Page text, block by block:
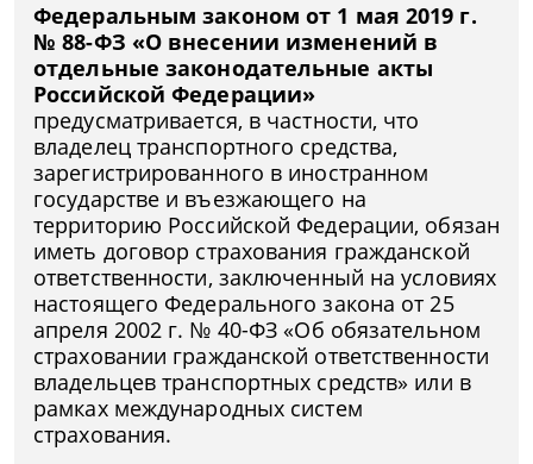
Федеральным законом от 1 мая 2019 г.
№ 88-ФЗ «О внесении изменений в
отдельные законодательные акты
Российской Федерации»
предусматривается, в частности, что
владелец транспортного средства,
зарегистрированного в иностранном
государстве и въезжающего на
территорию Российской Федерации, обязан
иметь договор страхования гражданской
ответственности, заключенный на условиях
настоящего Федерального закона от 25
апреля 2002 г. № 40-ФЗ «Об обязательном
страховании гражданской ответственности
владельцев транспортных средств» или в
рамках международных систем
страхования.